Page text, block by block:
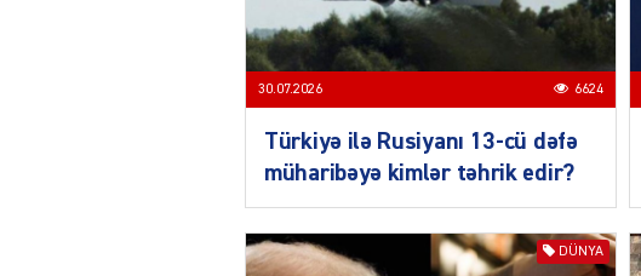
30.07.2026 6624
Türkiyə ilə Rusiyanı 13-cü dəfə
müharibəyə kimlər təhrik edir?
DÜNYA